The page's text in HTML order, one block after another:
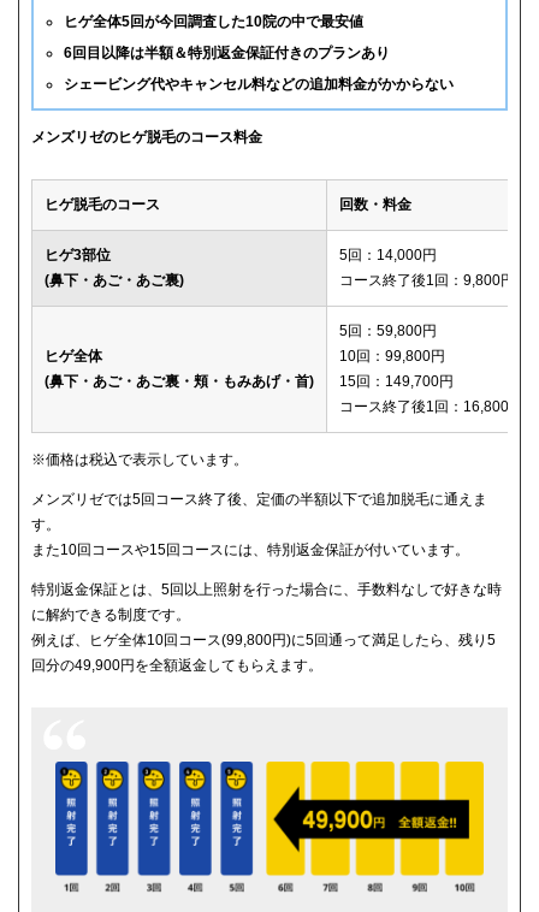
ゴリラクリニック 76,800円(平日6回)
メンズエミナル 78,000円
ダビデクリニック
ウィルビークリニックブラック 88,000円
レジーナクリニックオム 132,000円
メディカルエピレーションクリニック 150,600円
ヒゲ全体5回が今回調査した10院の中で最安値
6回目以降は半額＆特別返金保証付きのプランあり
シェービング代やキャンセル料などの追加料金がかからない
メンズリゼのヒゲ脱毛のコース料金
ヒゲ脱毛のコース 回数・料金
ヒゲ3部位
(鼻下・あご・あご裏)
5回：14,000円
コース終了後1回：9,800円
ヒゲ全体
(鼻下・あご・あご裏・頬・もみあげ・首)
5回：59,800円
10回：99,800円
15回：149,700円
コース終了後1回：16,800円
※価格は税込で表示しています。
メンズリゼでは5回コース終了後、定価の半額以下で追加脱毛に通えま
す。
また10回コースや15回コースには、特別返金保証が付いています。
特別返金保証とは、5回以上照射を行った場合に、手数料なしで好きな時
に解約できる制度です。
例えば、ヒゲ全体10回コース(99,800円)に5回通って満足したら、残り5
回分の49,900円を全額返金してもらえます。